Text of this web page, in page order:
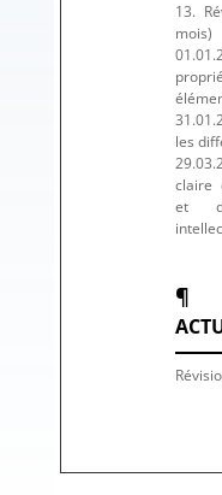
13.
mois)
les
claire
et
¶